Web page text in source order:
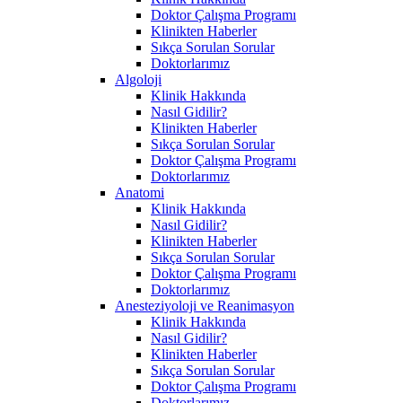
Doktor Çalışma Programı
Klinikten Haberler
Sıkça Sorulan Sorular
Doktorlarımız
Algoloji
Klinik Hakkında
Nasıl Gidilir?
Klinikten Haberler
Sıkça Sorulan Sorular
Doktor Çalışma Programı
Doktorlarımız
Anatomi
Klinik Hakkında
Nasıl Gidilir?
Klinikten Haberler
Sıkça Sorulan Sorular
Doktor Çalışma Programı
Doktorlarımız
Anesteziyoloji ve Reanimasyon
Klinik Hakkında
Nasıl Gidilir?
Klinikten Haberler
Sıkça Sorulan Sorular
Doktor Çalışma Programı